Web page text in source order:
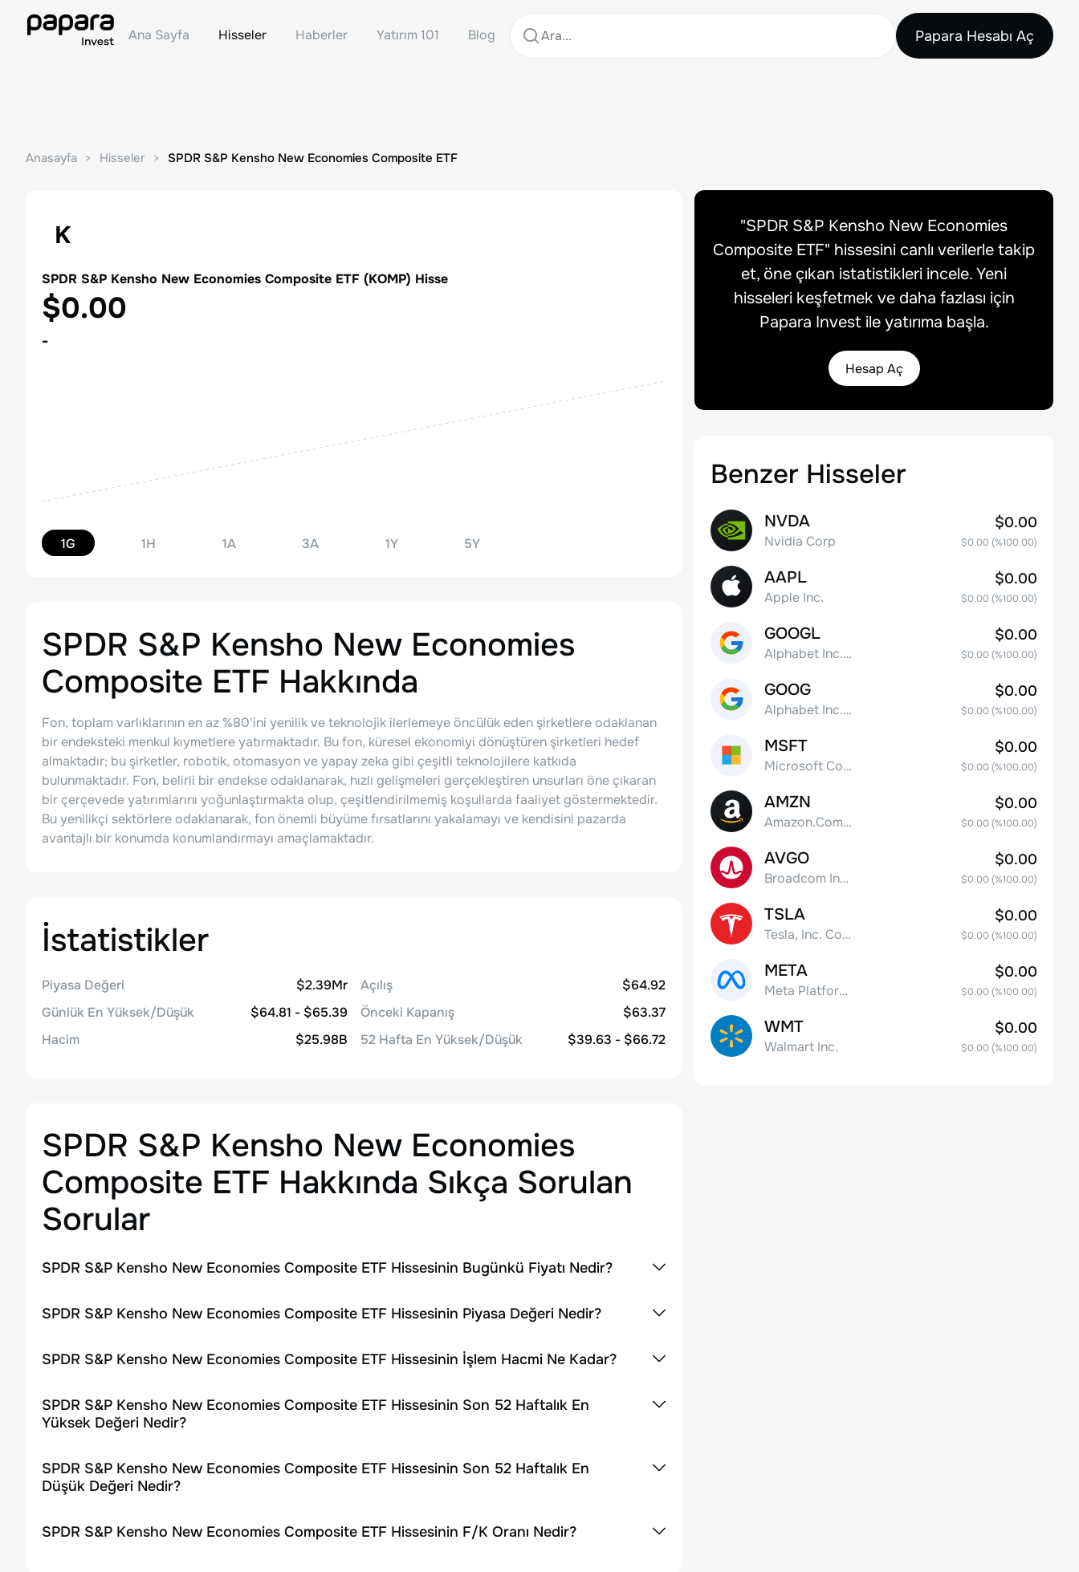
Ana Sayfa Hisseler Haberler Yatırım 101 Blog Papara Hesabı Aç
Anasayfa Hisseler SPDR S&P Kensho New Economies Composite ETF
K
SPDR S&P Kensho New Economies Composite ETF (KOMP) Hisse
$0.00
-
1G 1H 1A 3A 1Y 5Y
SPDR S&P Kensho New Economies
Composite ETF Hakkında
Fon, toplam varlıklarının en az %80'ini yenilik ve teknolojik ilerlemeye öncülük eden şirketlere odaklanan
bir endeksteki menkul kıymetlere yatırmaktadır. Bu fon, küresel ekonomiyi dönüştüren şirketleri hedef
almaktadır; bu şirketler, robotik, otomasyon ve yapay zeka gibi çeşitli teknolojilere katkıda
bulunmaktadır. Fon, belirli bir endekse odaklanarak, hızlı gelişmeleri gerçekleştiren unsurları öne çıkaran
bir çerçevede yatırımlarını yoğunlaştırmakta olup, çeşitlendirilmemiş koşullarda faaliyet göstermektedir.
Bu yenilikçi sektörlere odaklanarak, fon önemli büyüme fırsatlarını yakalamayı ve kendisini pazarda
avantajlı bir konumda konumlandırmayı amaçlamaktadır.
İstatistikler
Piyasa Değeri
$2.39Mr
Günlük En Yüksek/Düşük
$64.81 - $65.39
Hacim
$25.98B
Açılış
$64.92
Önceki Kapanış
$63.37
52 Hafta En Yüksek/Düşük
$39.63 - $66.72
SPDR S&P Kensho New Economies
Composite ETF Hakkında Sıkça Sorulan
Sorular
SPDR S&P Kensho New Economies Composite ETF Hissesinin Bugünkü Fiyatı Nedir?
SPDR S&P Kensho New Economies Composite ETF Hissesinin Piyasa Değeri Nedir?
SPDR S&P Kensho New Economies Composite ETF Hissesinin İşlem Hacmi Ne Kadar?
SPDR S&P Kensho New Economies Composite ETF Hissesinin Son 52 Haftalık En
Yüksek Değeri Nedir?
SPDR S&P Kensho New Economies Composite ETF Hissesinin Son 52 Haftalık En
Düşük Değeri Nedir?
SPDR S&P Kensho New Economies Composite ETF Hissesinin F/K Oranı Nedir?
"SPDR S&P Kensho New Economies
Composite ETF" hissesini canlı verilerle takip
et, öne çıkan istatistikleri incele. Yeni
hisseleri keşfetmek ve daha fazlası için
Papara Invest ile yatırıma başla.
Hesap Aç
Benzer Hisseler
NVDA
Nvidia Corp
$0.00
$0.00(%100.00)
AAPL
Apple Inc.
$0.00
$0.00(%100.00)
GOOGL
Alphabet Inc. Class A Common Stock
$0.00
$0.00(%100.00)
GOOG
Alphabet Inc. Class C Capital Stock
$0.00
$0.00(%100.00)
MSFT
Microsoft Corp
$0.00
$0.00(%100.00)
AMZN
Amazon.Com Inc
$0.00
$0.00(%100.00)
AVGO
Broadcom Inc. Common Stock
$0.00
$0.00(%100.00)
TSLA
Tesla, Inc. Common Stock
$0.00
$0.00(%100.00)
META
Meta Platforms, Inc. Class A Common Stock
$0.00
$0.00(%100.00)
WMT
Walmart Inc.
$0.00
$0.00(%100.00)